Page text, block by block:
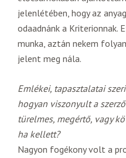
jelenlétében, hogy az
odaadnánk a Kriterionnak.
munka, aztán nekem
jelent meg nála.
Emlékei, tapasztalatai
hogyan viszonyult a
türelmes, megértő, vagy
ha kellett?
Nagyon fogékony volt a